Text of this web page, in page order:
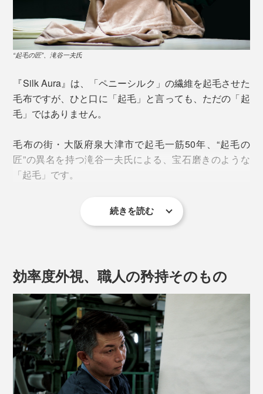
天然の調湿機能を持ち、綿の約1.5倍の吸湿性で湿気を
吸収し、外に放出。しっとりしているのにサラッと快
適、肌に吸いつくようななめらかさが特徴です。
質な「家蚕ペニーシルク」のみ。
「ペニーシルク」の愛称は、その白さがイギリスのペニ
な手触りから、繊維の王様とも言われています。
本品に使われているのは、高級スーツやコートにも使用
されるランクのシルク。繊維の長さやなめらかさなど、
さまざまな基準をクリアしたもののみを選りすぐってい
“起毛の匠”、滝谷一夫氏
『Silk Aura』は、「ペニーシルク」の繊維を起毛させた
毛布ですが、ひと口に「起毛」と言っても、ただの「起
毛」ではありません。
毛布の街・大阪府泉大津市で起毛一筋50年、“起毛の
匠”の異名を持つ滝谷一夫氏による、宝石磨きのような
「起毛」です。
ィションを見極めること。
大量生産品は、同じ力・スピード・回数で機械まかせに
するところ、“起毛の匠”は回数を決めず、自らの手で確
かめながら、納得のいくまでひたすらに起毛とシャーリ
ング（毛先のカット）を繰り返すそう。
続きを読む
効率度外視、職人の矜持そのもの